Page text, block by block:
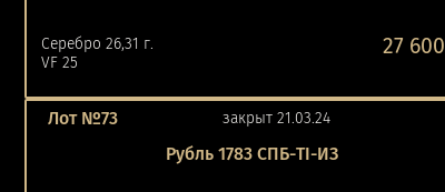
Серебро 26,31 г.
VF 25
27 600
Лот №73 закрыт 21.03.24
Рубль 1783 СПБ-ТI-ИЗ